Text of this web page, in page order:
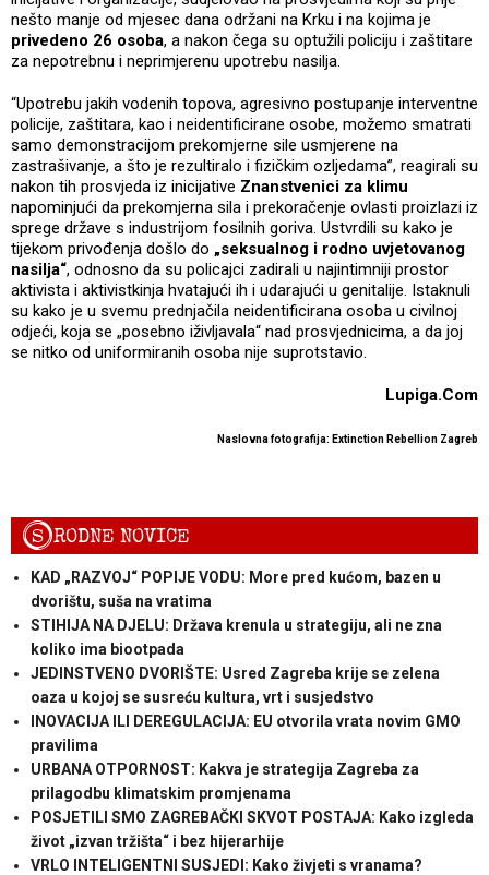
nešto manje od mjesec dana održani na Krku i na kojima je
privedeno 26 osoba, a nakon čega su optužili policiju i zaštitare
za nepotrebnu i neprimjerenu upotrebu nasilja.
“Upotrebu jakih vodenih topova, agresivno postupanje interventne
policije, zaštitara, kao i neidentificirane osobe, možemo smatrati
samo demonstracijom prekomjerne sile usmjerene na
zastrašivanje, a što je rezultiralo i fizičkim ozljedama”, reagirali su
nakon tih prosvjeda iz inicijative Znanstvenici za klimu
napominjući da prekomjerna sila i prekoračenje ovlasti proizlazi iz
sprege države s industrijom fosilnih goriva. Ustvrdili su kako je
tijekom privođenja došlo do „seksualnog i rodno uvjetovanog
nasilja“, odnosno da su policajci zadirali u najintimniji prostor
aktivista i aktivistkinja hvatajući ih i udarajući u genitalije. Istaknuli
su kako je u svemu prednjačila neidentificirana osoba u civilnoj
odjeći, koja se „posebno iživljavala“ nad prosvjednicima, a da joj
se nitko od uniformiranih osoba nije suprotstavio.
Lupiga.Com
Naslovna fotografija: Extinction Rebellion Zagreb
SRODNE NOVICE
KAD „RAZVOJ“ POPIJE VODU: More pred kućom, bazen u
dvorištu, suša na vratima
STIHIJA NA DJELU: Država krenula u strategiju, ali ne zna
koliko ima biootpada
JEDINSTVENO DVORIŠTE: Usred Zagreba krije se zelena
oaza u kojoj se susreću kultura, vrt i susjedstvo
INOVACIJA ILI DEREGULACIJA: EU otvorila vrata novim GMO
pravilima
URBANA OTPORNOST: Kakva je strategija Zagreba za
prilagodbu klimatskim promjenama
POSJETILI SMO ZAGREBAČKI SKVOT POSTAJA: Kako izgleda
život „izvan tržišta“ i bez hijerarhije
VRLO INTELIGENTNI SUSJEDI: Kako živjeti s vranama?